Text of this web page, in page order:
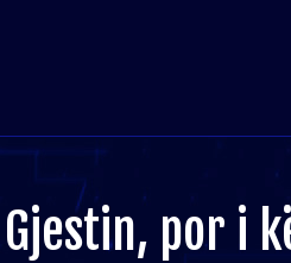
por i